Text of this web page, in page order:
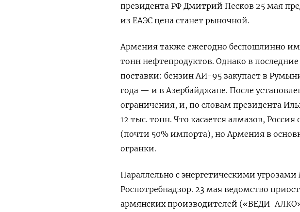
президента РФ Дмитрий Песков 25 мая
из ЕАЭС цена станет рыночной.
Армения также ежегодно беспошлинно
тонн нефтепродуктов. Однако в
поставки: бензин АИ-95 закупает в
года — и в Азербайджане. После
ограничения, и, по словам президента
12 тыс. тонн. Что касается алмазов,
(почти 50% импорта), но Армения в
огранки.
Параллельно с энергетическими
Роспотребнадзор. 23 мая ведомство
армянских производителей («ВЕДИ-